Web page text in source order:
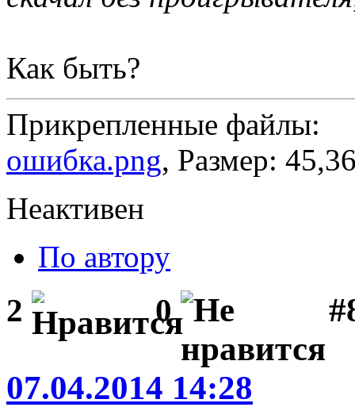
Как быть?
Прикрепленные файлы:
ошибка.png, Размер:
Неактивен
По автору
2 0
07.04.2014 14:28